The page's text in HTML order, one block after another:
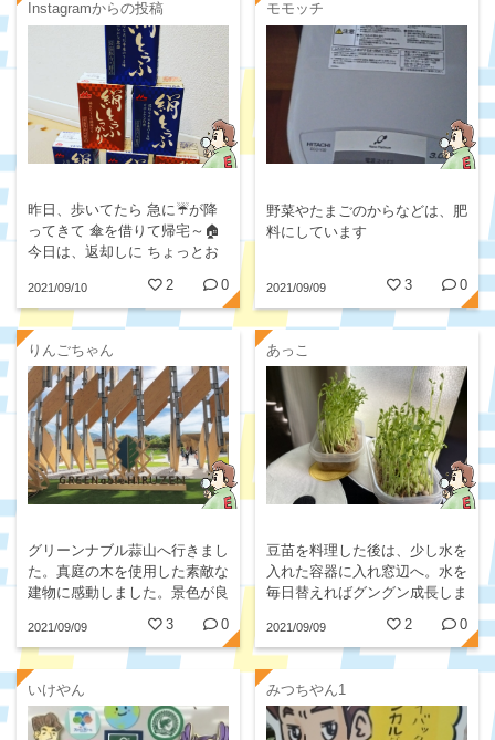
Instagramからの投稿
昨日、歩いてたら 急に☔️が降
ってきて 傘を借りて帰宅～🏠️
今日は、返却しに ちょっとお
しそうな お豆腐をいただいち
ゃった😆...
2021/09/10 2 0
モモッチ
野菜やたまごのからなどは、肥
料にしています
2021/09/09 3 0
りんごちゃん
グリーンナブル蒜山へ行きまし
た。真庭の木を使用した素敵な
建物に感動しました。景色が良
く、近くでは、ジャージー牛も
見学できて岡山の良さが再発見
できますよ。
2021/09/09 3 0
あっこ
豆苗を料理した後は、少し水を
入れた容器に入れ窓辺へ。水を
毎日替えればグングン成長しま
す。限りある資源、食べ物をと
ことん大切に食べようと思いま
す。
2021/09/09 2 0
いけやん みつちやん1